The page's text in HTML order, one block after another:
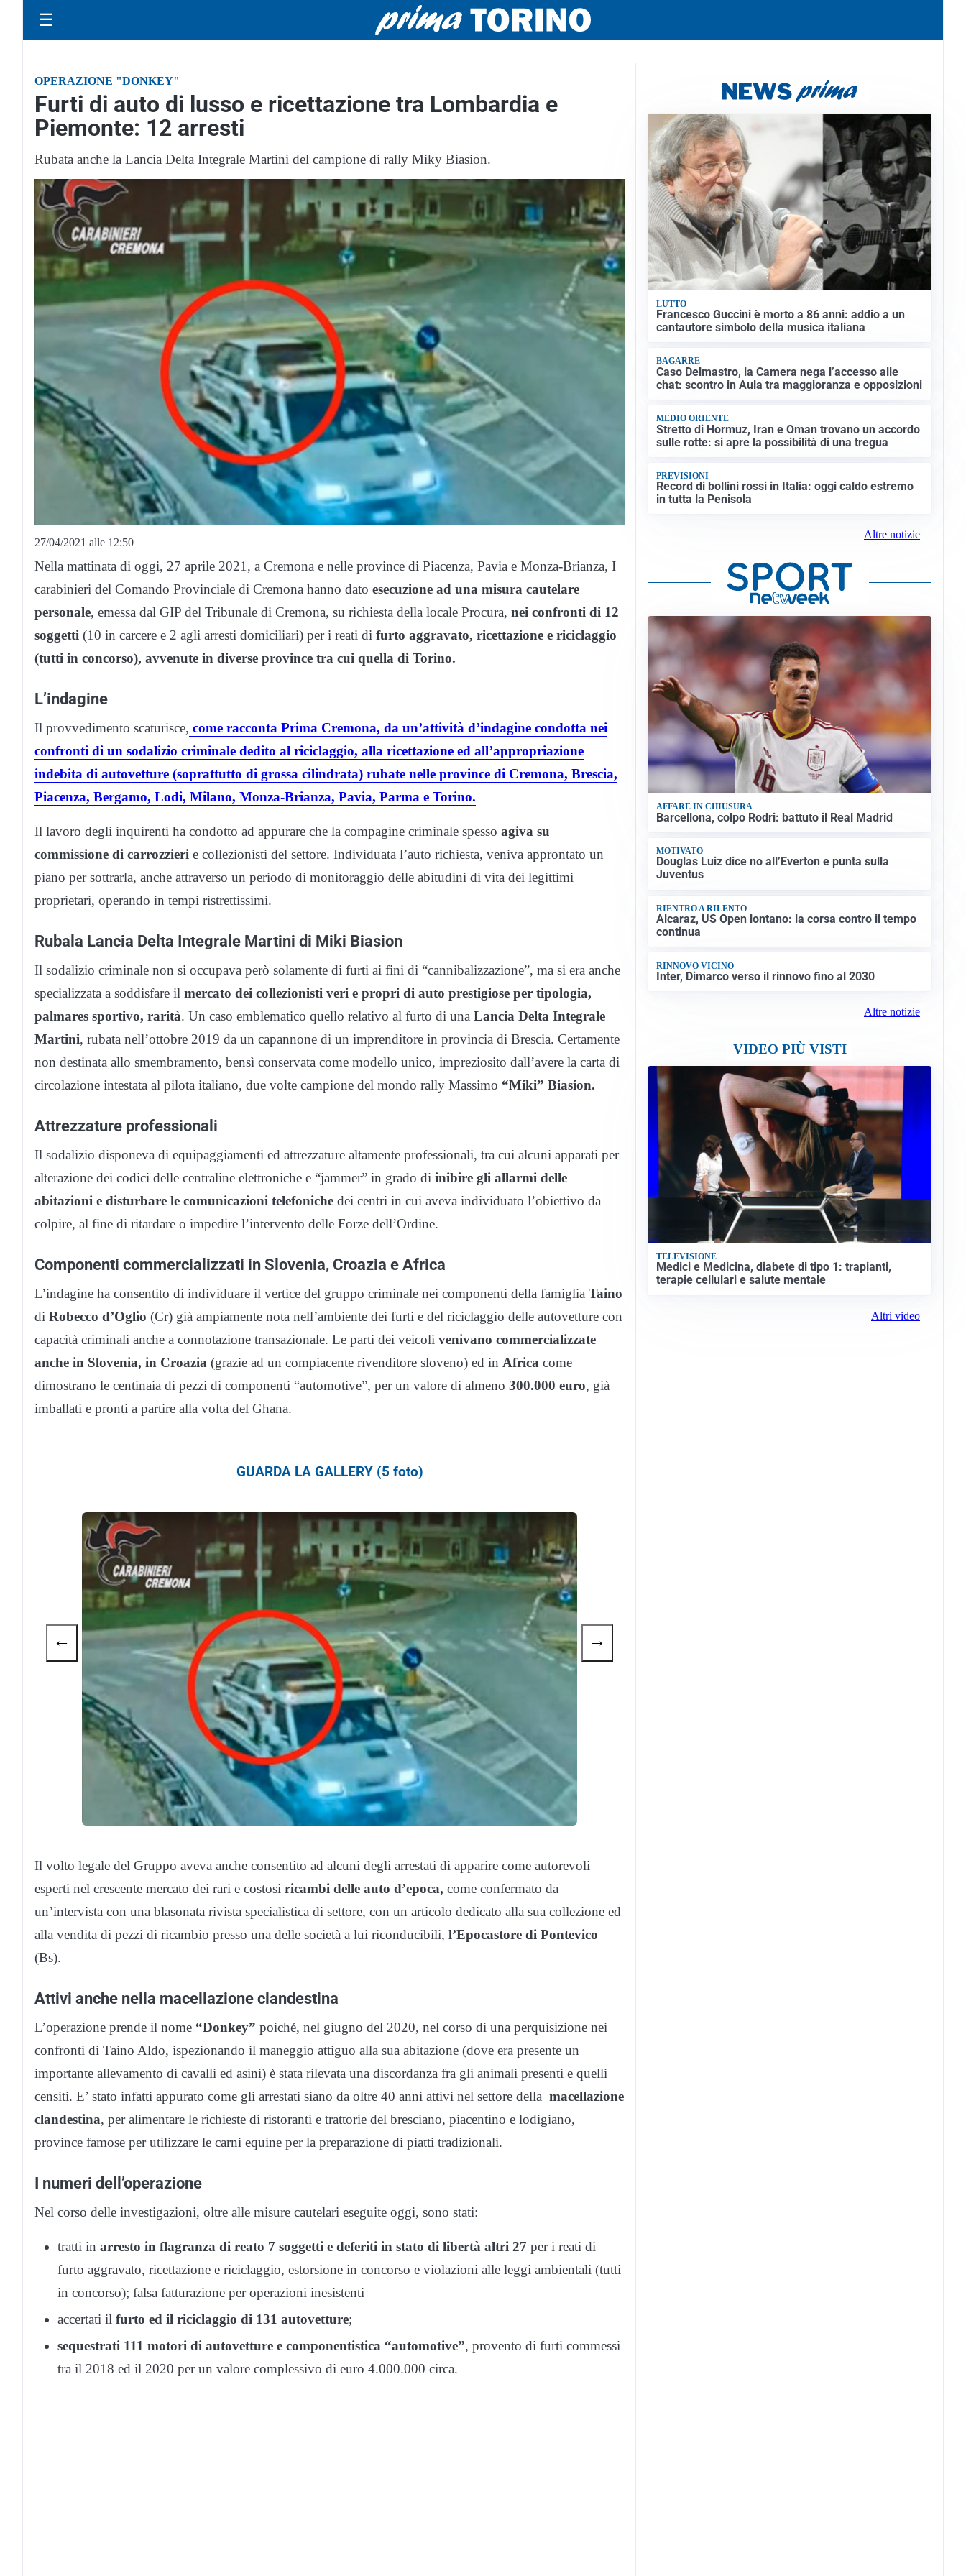
☰
OPERAZIONE "DONKEY"
Furti di auto di lusso e ricettazione tra Lombardia e
Piemonte: 12 arresti
Rubata anche la Lancia Delta Integrale Martini del campione di rally Miky Biasion.
27/04/2021 alle 12:50
Nella mattinata di oggi, 27 aprile 2021, a Cremona e nelle province di Piacenza, Pavia e Monza-Brianza, I
carabinieri del Comando Provinciale di Cremona hanno dato esecuzione ad una misura cautelare
personale, emessa dal GIP del Tribunale di Cremona, su richiesta della locale Procura, nei confronti di 12
soggetti (10 in carcere e 2 agli arresti domiciliari) per i reati di furto aggravato, ricettazione e riciclaggio
(tutti in concorso), avvenute in diverse province tra cui quella di Torino.
L’indagine
Il provvedimento scaturisce, come racconta Prima Cremona, da un’attività d’indagine condotta nei
confronti di un sodalizio criminale dedito al riciclaggio, alla ricettazione ed all’appropriazione
indebita di autovetture (soprattutto di grossa cilindrata) rubate nelle province di Cremona, Brescia,
Piacenza, Bergamo, Lodi, Milano, Monza-Brianza, Pavia, Parma e Torino.
Il lavoro degli inquirenti ha condotto ad appurare che la compagine criminale spesso agiva su
commissione di carrozzieri e collezionisti del settore. Individuata l’auto richiesta, veniva approntato un
piano per sottrarla, anche attraverso un periodo di monitoraggio delle abitudini di vita dei legittimi
proprietari, operando in tempi ristrettissimi.
Rubala Lancia Delta Integrale Martini di Miki Biasion
Il sodalizio criminale non si occupava però solamente di furti ai fini di “cannibalizzazione”, ma si era anche
specializzata a soddisfare il mercato dei collezionisti veri e propri di auto prestigiose per tipologia,
palmares sportivo, rarità. Un caso emblematico quello relativo al furto di una Lancia Delta Integrale
Martini, rubata nell’ottobre 2019 da un capannone di un imprenditore in provincia di Brescia. Certamente
non destinata allo smembramento, bensì conservata come modello unico, impreziosito dall’avere la carta di
circolazione intestata al pilota italiano, due volte campione del mondo rally Massimo “Miki” Biasion.
Attrezzature professionali
Il sodalizio disponeva di equipaggiamenti ed attrezzature altamente professionali, tra cui alcuni apparati per
alterazione dei codici delle centraline elettroniche e “jammer” in grado di inibire gli allarmi delle
abitazioni e disturbare le comunicazioni telefoniche dei centri in cui aveva individuato l’obiettivo da
colpire, al fine di ritardare o impedire l’intervento delle Forze dell’Ordine.
Componenti commercializzati in Slovenia, Croazia e Africa
L’indagine ha consentito di individuare il vertice del gruppo criminale nei componenti della famiglia Taino
di Robecco d’Oglio (Cr) già ampiamente nota nell’ambiente dei furti e del riciclaggio delle autovetture con
capacità criminali anche a connotazione transazionale. Le parti dei veicoli venivano commercializzate
anche in Slovenia, in Croazia (grazie ad un compiacente rivenditore sloveno) ed in Africa come
dimostrano le centinaia di pezzi di componenti “automotive”, per un valore di almeno 300.000 euro, già
imballati e pronti a partire alla volta del Ghana.
GUARDA LA GALLERY (5 foto)
← →
Il volto legale del Gruppo aveva anche consentito ad alcuni degli arrestati di apparire come autorevoli
esperti nel crescente mercato dei rari e costosi ricambi delle auto d’epoca, come confermato da
un’intervista con una blasonata rivista specialistica di settore, con un articolo dedicato alla sua collezione ed
alla vendita di pezzi di ricambio presso una delle società a lui riconducibili, l’Epocastore di Pontevico
(Bs).
Attivi anche nella macellazione clandestina
L’operazione prende il nome “Donkey” poiché, nel giugno del 2020, nel corso di una perquisizione nei
confronti di Taino Aldo, ispezionando il maneggio attiguo alla sua abitazione (dove era presente un
importante allevamento di cavalli ed asini) è stata rilevata una discordanza fra gli animali presenti e quelli
censiti. E’ stato infatti appurato come gli arrestati siano da oltre 40 anni attivi nel settore della macellazione
clandestina, per alimentare le richieste di ristoranti e trattorie del bresciano, piacentino e lodigiano,
province famose per utilizzare le carni equine per la preparazione di piatti tradizionali.
I numeri dell’operazione
Nel corso delle investigazioni, oltre alle misure cautelari eseguite oggi, sono stati:
tratti in arresto in flagranza di reato 7 soggetti e deferiti in stato di libertà altri 27 per i reati di
furto aggravato, ricettazione e riciclaggio, estorsione in concorso e violazioni alle leggi ambientali (tutti
in concorso); falsa fatturazione per operazioni inesistenti
accertati il furto ed il riciclaggio di 131 autovetture;
sequestrati 111 motori di autovetture e componentistica “automotive”, provento di furti commessi
tra il 2018 ed il 2020 per un valore complessivo di euro 4.000.000 circa.
LUTTO
Francesco Guccini è morto a 86 anni: addio a un
cantautore simbolo della musica italiana
BAGARRE
Caso Delmastro, la Camera nega l’accesso alle
chat: scontro in Aula tra maggioranza e opposizioni
MEDIO ORIENTE
Stretto di Hormuz, Iran e Oman trovano un accordo
sulle rotte: si apre la possibilità di una tregua
PREVISIONI
Record di bollini rossi in Italia: oggi caldo estremo
in tutta la Penisola
Altre notizie
AFFARE IN CHIUSURA
Barcellona, colpo Rodri: battuto il Real Madrid
MOTIVATO
Douglas Luiz dice no all’Everton e punta sulla
Juventus
RIENTRO A RILENTO
Alcaraz, US Open lontano: la corsa contro il tempo
continua
RINNOVO VICINO
Inter, Dimarco verso il rinnovo fino al 2030
Altre notizie
VIDEO PIÙ VISTI
TELEVISIONE
Medici e Medicina, diabete di tipo 1: trapianti,
terapie cellulari e salute mentale
Altri video